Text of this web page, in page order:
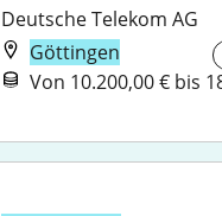
Deutsche Telekom AG
Göttingen
Von 10.200,00 € bis